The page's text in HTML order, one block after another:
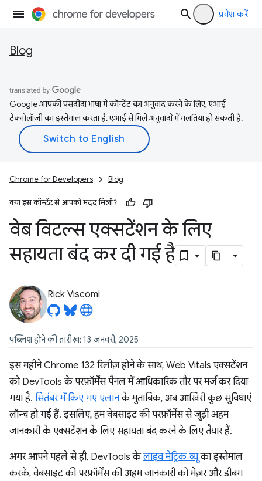
प्रवेश करें
Blog
Google आपकी पसंदीदा भाषा में कॉन्टेंट का अनुवाद करने के लिए, एआई
टेक्नोलॉजी का इस्तेमाल करता है. एआई से मिले अनुवादों में गलतियां हो सकती हैं.
Chrome for Developers Blog
क्या इस कॉन्टेंट से आपको मदद मिली?
वेब विटल्स एक्सटेंशन के लिए
सहायता बंद कर दी गई है
Rick Viscomi
पब्लिश होने की तारीख: 13 जनवरी, 2025
इस महीने Chrome 132 रिलीज़ होने के साथ, Web Vitals एक्सटेंशन
को DevTools के परफ़ॉर्मेंस पैनल में आधिकारिक तौर पर मर्ज कर दिया
गया है. सितंबर में किए गए एलानके मुताबिक, अब आखिरी कुछ सुविधाएं
लॉन्च हो गई हैं. इसलिए, हम वेबसाइट की परफ़ॉर्मेंस से जुड़ी अहम
जानकारी के एक्सटेंशन के लिए सहायता बंद करने के लिए तैयार हैं.
अगर आपने पहले से ही, DevTools केलाइव मेट्रिक व्यूका इस्तेमाल
करके, वेबसाइट की परफ़ॉर्मेंस की अहम जानकारी को मेज़र और डीबग